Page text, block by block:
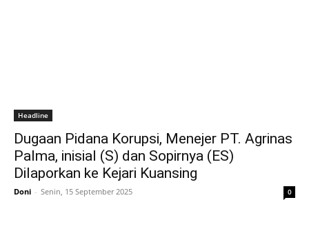
Headline
Dugaan Pidana Korupsi, Menejer PT. Agrinas
Palma, inisial (S) dan Sopirnya (ES)
Dilaporkan ke Kejari Kuansing
Doni - Senin, 15 September 2025 0